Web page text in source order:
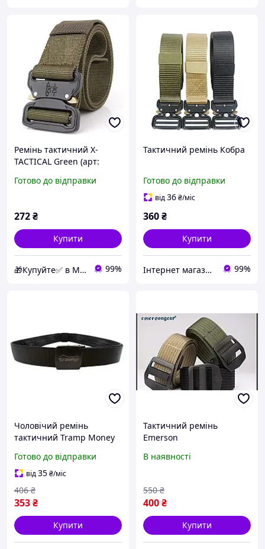
Ремінь тактичний X-
TACTICAL Green (арт:
Готово до відправки
272₴
Купити
🎁Купуйте✅ в Магазині Подарунків 99%
Тактичний ремінь Кобра
Готово до відправки
від36₴/міс
360₴
Купити
Інтернет магазин "Swertmag" 99%
Чоловічий ремінь
тактичний Tramp Money
black) (TPiz14630)
Готово до відправки
від35₴/міс
353₴
406 ₴
Купити
Тактичний ремінь
Emerson
В наявності
400₴
550 ₴
Купити